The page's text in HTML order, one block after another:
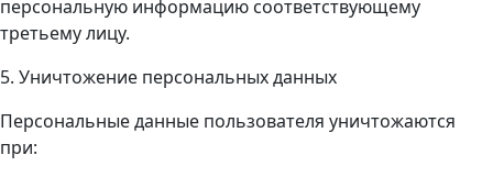
персональную информацию соответствующему
третьему лицу.
5. Уничтожение персональных данных
Персональные данные пользователя уничтожаются
при: